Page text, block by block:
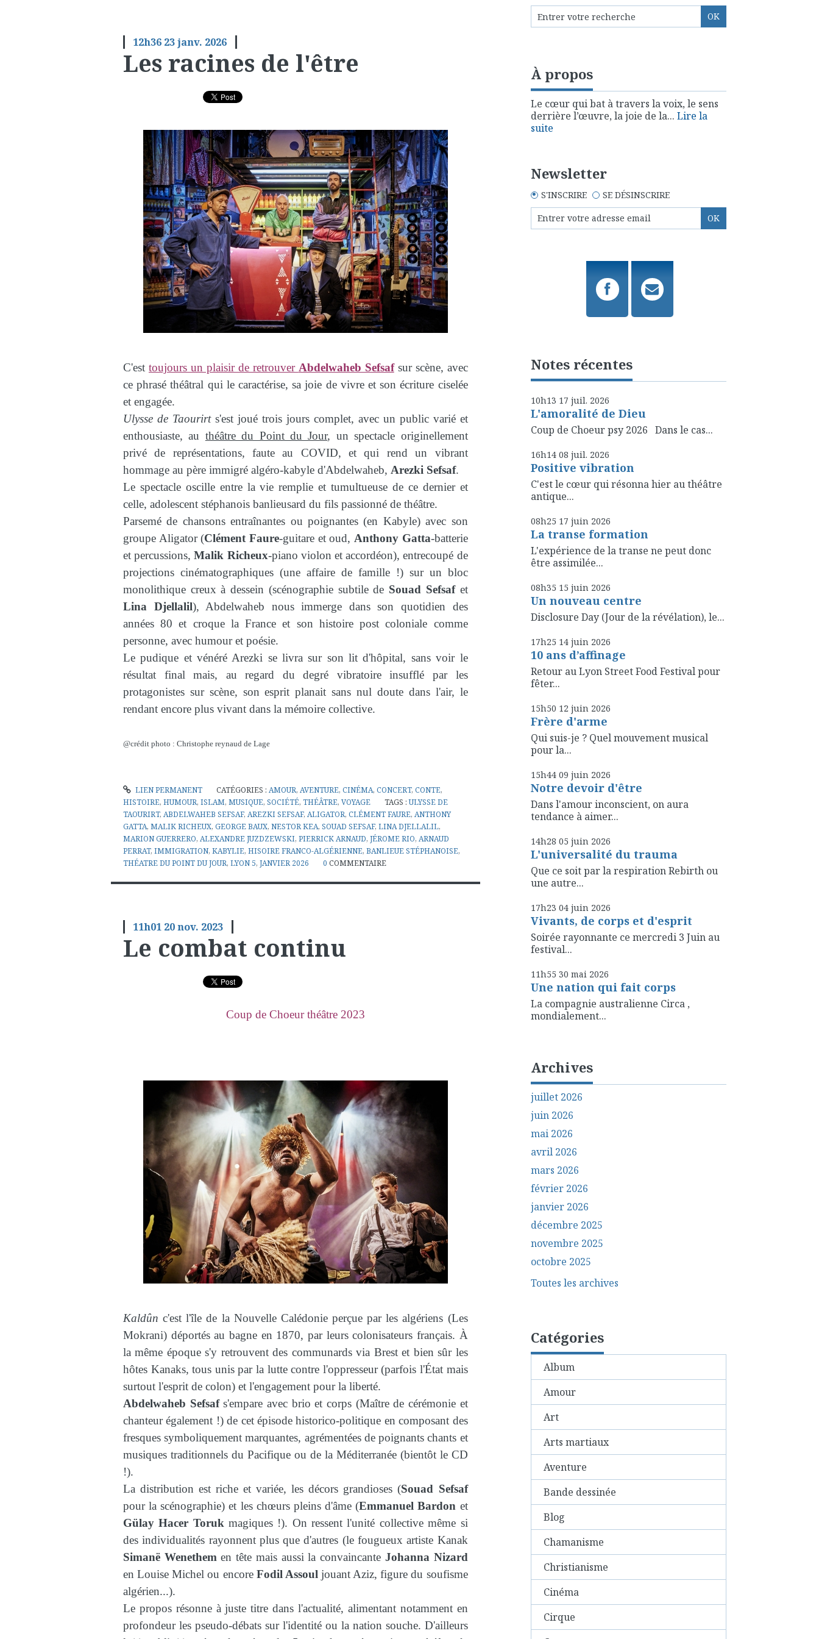
12h36 23janv. 2026
Les racines de l'être
C'est toujours un plaisir de retrouver Abdelwaheb Sefsaf sur scène, avec
ce phrasé théâtral qui le caractérise, sa joie de vivre et son écriture ciselée
et engagée.
Ulysse de Taourirts'est joué trois jours complet, avec un public varié et
enthousiaste, au théâtre du Point du Jour, un spectacle originellement
privé de représentations, faute au COVID, et qui rend un vibrant
hommage au père immigré algéro-kabyle d'Abdelwaheb, Arezki Sefsaf.
Le spectacle oscille entre la vie remplie et tumultueuse de ce dernier et
celle, adolescent stéphanois banlieusard du fils passionné de théâtre.
Parsemé de chansons entraînantes ou poignantes (en Kabyle) avec son
groupe Aligator (Clément Faure-guitare et oud, Anthony Gatta-batterie
et percussions,Malik Richeux-piano violon et accordéon), entrecoupé de
projections cinématographiques (une affaire de famille !) sur un bloc
monolithique creux à dessein (scénographie subtile de Souad Sefsafet
Lina Djellalil), Abdelwaheb nous immerge dans son quotidien des
années 80 et croque la France et son histoire post coloniale comme
personne, avec humour et poésie.
Le pudique et vénéré Arezki se livra sur son lit d'hôpital, sans voir le
résultat final mais, au regard du degré vibratoire insufflé par les
protagonistes sur scène, son esprit planait sans nul doute dans l'air, le
rendant encore plus vivant dans la mémoire collective.
@crédit photo : Christophe reynaud de Lage
LIEN PERMANENT CATÉGORIES :AMOUR,AVENTURE,CINÉMA,CONCERT,CONTE,
HISTOIRE, HUMOUR, ISLAM, MUSIQUE, SOCIÉTÉ, THÉÂTRE, VOYAGE TAGS :ULYSSE DE
TAOURIRT, ABDELWAHEB SEFSAF, AREZKI SEFSAF, ALIGATOR, CLÉMENT FAURE, ANTHONY
GATTA, MALIK RICHEUX, GEORGE BAUX, NESTOR KEA, SOUAD SEFSAF, LINA DJELLALIL,
MARION GUERRERO, ALEXANDRE JUZDZEWSKI, PIERRICK ARNAUD, JÉROME RIO, ARNAUD
PERRAT, IMMIGRATION, KABYLIE, HISOIRE FRANCO-ALGÉRIENNE, BANLIEUE STÉPHANOISE,
THÉATRE DU POINT DU JOUR, LYON 5, JANVIER 2026 0 COMMENTAIRE
11h01 20nov. 2023
Le combat continu
Coup de Choeur théâtre 2023
Kaldûn c'est l'île de la Nouvelle Calédonie perçue par les algériens (Les
Mokrani) déportés au bagne en 1870, par leurs colonisateurs français. À
la même époque s'y retrouvent des communards via Brest et bien sûr les
hôtes Kanaks, tous unis par la lutte contre l'oppresseur (parfois l'État mais
surtout l'esprit de colon) et l'engagement pour la liberté.
Abdelwaheb Sefsafs'empare avec brio et corps (Maître de cérémonie et
chanteur également !) de cet épisode historico-politique en composant des
fresques symboliquement marquantes, agrémentées de poignants chants et
musiques traditionnels du Pacifique ou de la Méditerranée (bientôt le CD
!).
La distribution est riche et variée, les décors grandioses (Souad Sefsaf
pour la scénographie) et les chœurs pleins d'âme (Emmanuel Bardon et
Gülay Hacer Torukmagiques !). On ressent l'unité collective même si
des individualités rayonnent plus que d'autres (le fougueux artiste Kanak
Simanë Wenethemen tête mais aussi la convaincante Johanna Nizard
en Louise Michel ou encore Fodil Assouljouant Aziz, figure du soufisme
algérien...).
Le propos résonne à juste titre dans l'actualité, alimentant notamment en
profondeur les pseudo-débats sur l'identité ou la nation souche. D'ailleurs
À propos
Le cœur qui bat à travers la voix, le sens
derrière l’œuvre, la joie de la... Lire la
suite
Newsletter
S'INSCRIRE SE DÉSINSCRIRE
Notes récentes
10h13 17 juil. 2026
L'amoralité de Dieu
Coup de Choeur psy 2026 Dans le cas...
16h14 08 juil. 2026
Positive vibration
C'est le cœur qui résonna hier au théâtre
antique...
08h25 17 juin 2026
La transe formation
L'expérience de la transe ne peut donc
être assimilée...
08h35 15 juin 2026
Un nouveau centre
Disclosure Day (Jour de la révélation), le...
17h25 14 juin 2026
10 ans d’affinage
Retour au Lyon Street Food Festival pour
fêter...
15h50 12 juin 2026
Frère d'arme
Qui suis-je ? Quel mouvement musical
pour la...
15h44 09 juin 2026
Notre devoir d'être
Dans l'amour inconscient, on aura
tendance à aimer...
14h28 05 juin 2026
L'universalité du trauma
Que ce soit par la respiration Rebirth ou
une autre...
17h23 04 juin 2026
Vivants, de corps et d'esprit
Soirée rayonnante ce mercredi 3 Juin au
festival...
11h55 30 mai 2026
Une nation qui fait corps
La compagnie australienne Circa ,
mondialement...
Archives
juillet 2026
juin 2026
mai 2026
avril 2026
mars 2026
février 2026
janvier 2026
décembre 2025
novembre 2025
octobre 2025
Toutes les archives
Catégories
Album
Amour
Art
Arts martiaux
Aventure
Bande dessinée
Blog
Chamanisme
Christianisme
Cinéma
Cirque